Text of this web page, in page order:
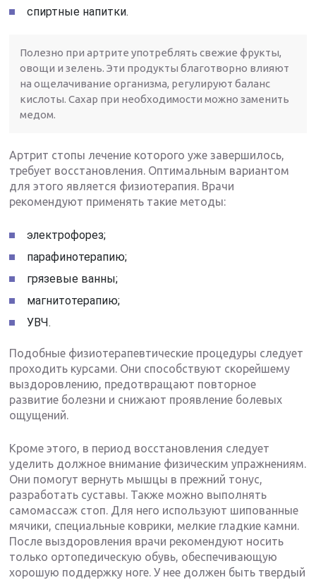
спиртные напитки.
Полезно при артрите употреблять свежие фрукты,
овощи и зелень. Эти продукты благотворно влияют
на ощелачивание организма, регулируют баланс
кислоты. Сахар при необходимости можно заменить
медом.
Артрит стопы лечение которого уже завершилось,
требует восстановления. Оптимальным вариантом
для этого является физиотерапия. Врачи
рекомендуют применять такие методы:
электрофорез;
парафинотерапию;
грязевые ванны;
магнитотерапию;
УВЧ.
Подобные физиотерапевтические процедуры следует
проходить курсами. Они способствуют скорейшему
выздоровлению, предотвращают повторное
развитие болезни и снижают проявление болевых
ощущений.
Кроме этого, в период восстановления следует
уделить должное внимание физическим упражнениям.
Они помогут вернуть мышцы в прежний тонус,
разработать суставы. Также можно выполнять
самомассаж стоп. Для него используют шипованные
мячики, специальные коврики, мелкие гладкие камни.
После выздоровления врачи рекомендуют носить
только ортопедическую обувь, обеспечивающую
хорошую поддержку ноге. У нее должен быть твердый